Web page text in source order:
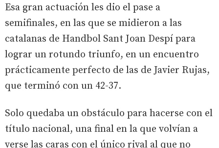
Esa gran actuación les dio el pase a
semifinales, en las que se midieron a las
catalanas de Handbol Sant Joan Despí para
lograr un rotundo triunfo, en un encuentro
prácticamente perfecto de las de Javier Rujas,
que terminó con un 42-37.
Solo quedaba un obstáculo para hacerse con el
título nacional, una final en la que volvían a
verse las caras con el único rival al que no